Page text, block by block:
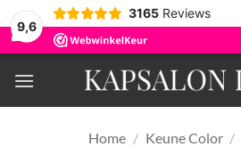
9,6
3165 Reviews
naar
inhoud
Home / Keune Color /